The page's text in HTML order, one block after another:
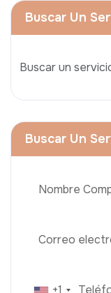
Buscar Un
Buscar Un
+1